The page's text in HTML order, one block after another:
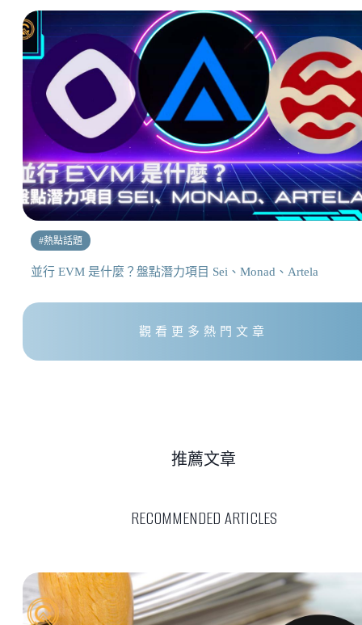
#熱點話題
並行 EVM 是什麼？盤點潛力項目 Sei、Monad、Artela
觀看更多熱門文章
RECOMMENDED ARTICLES
推薦文章